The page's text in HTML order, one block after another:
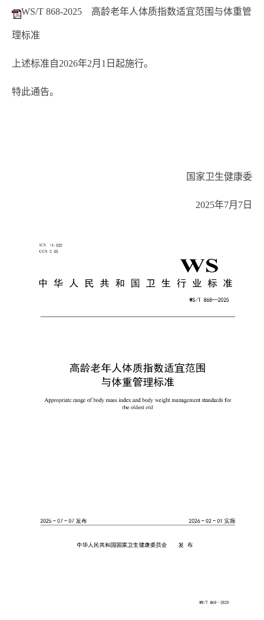
WS/T 868-2025 高龄老年人体质指数适宜范围与体重管
理标准
上述标准自2026年2月1日起施行。
特此通告。
国家卫生健康委
2025年7月7日